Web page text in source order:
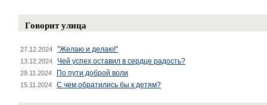
Говорит улица
27.12.2024 "Желаю и делаю!"
13.12.2024 Чей успех оставил в сердце радость?
29.11.2024 По пути доброй воли
15.11.2024 С чем обратились бы к детям?